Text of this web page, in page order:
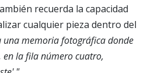
recuerda la capacidad
cualquier pieza dentro del
una memoria fotográfica donde
en la fila número cuatro,